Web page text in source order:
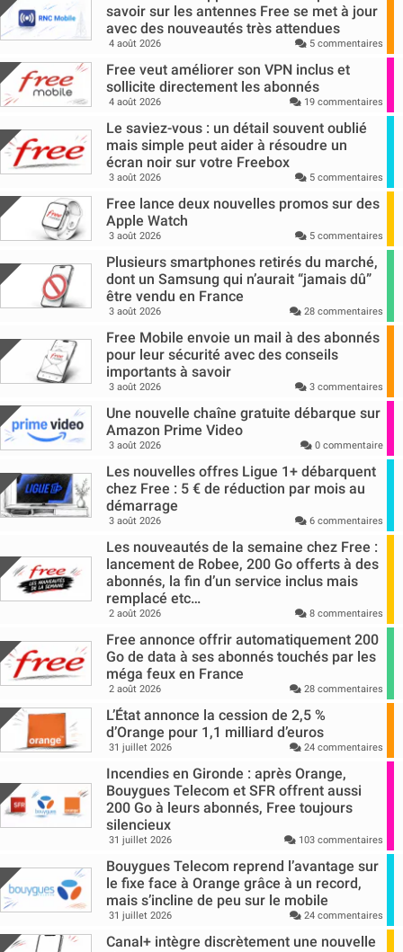
savoir sur les antennes Free se met à jour
avec des nouveautés très attendues
4 août 2026 5 commentaires
Free veut améliorer son VPN inclus et
sollicite directement les abonnés
4 août 2026 19 commentaires
Le saviez-vous : un détail souvent oublié
mais simple peut aider à résoudre un
écran noir sur votre Freebox
3 août 2026 5 commentaires
Free lance deux nouvelles promos sur des
Apple Watch
3 août 2026 5 commentaires
Plusieurs smartphones retirés du marché,
dont un Samsung qui n’aurait “jamais dû”
être vendu en France
3 août 2026 28 commentaires
Free Mobile envoie un mail à des abonnés
pour leur sécurité avec des conseils
importants à savoir
3 août 2026 3 commentaires
Une nouvelle chaîne gratuite débarque sur
Amazon Prime Video
3 août 2026 0 commentaire
Les nouvelles offres Ligue 1+ débarquent
chez Free : 5 € de réduction par mois au
démarrage
3 août 2026 6 commentaires
Les nouveautés de la semaine chez Free :
lancement de Robee, 200 Go offerts à des
abonnés, la fin d’un service inclus mais
remplacé etc…
2 août 2026 8 commentaires
Free annonce offrir automatiquement 200
Go de data à ses abonnés touchés par les
méga feux en France
2 août 2026 28 commentaires
L’État annonce la cession de 2,5 %
d’Orange pour 1,1 milliard d’euros
31 juillet 2026 24 commentaires
Incendies en Gironde : après Orange,
Bouygues Telecom et SFR offrent aussi
200 Go à leurs abonnés, Free toujours
silencieux
31 juillet 2026 103 commentaires
Bouygues Telecom reprend l’avantage sur
le fixe face à Orange grâce à un record,
mais s’incline de peu sur le mobile
31 juillet 2026 24 commentaires
Canal+ intègre discrètement une nouvelle